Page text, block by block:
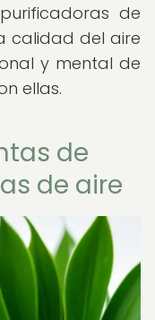
de
calidad del aire
y mental de
ellas.
de
de aire